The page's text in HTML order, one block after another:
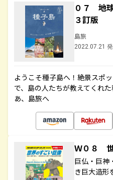
０７ 地
３訂版
島旅
2022.07.21
ようこそ種子島へ！絶景スポ
で、島の人たちが教えてくれ
あ、島旅へ
Ｗ０８
巨仏・巨神
き巨大造形